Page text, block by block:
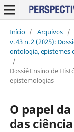
Início / Arquivos /
v. 43 n. 2 (2025):
ontologia, epistemes
/
Dossiê Ensino de
epistemologias
O papel
das